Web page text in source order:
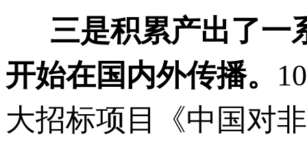
三是积累产出了一
开始在国内外传播。
大招标项目《中国对